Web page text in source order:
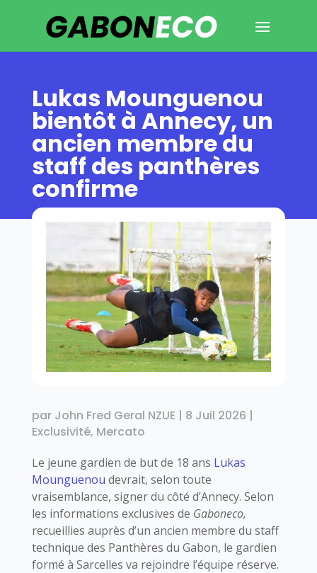
Lukas Mounguenou
bientôt à Annecy, un
ancien membre du
staff des panthères
confirme
par John Fred Geral NZUE | 8 Juil 2026 |
Exclusivité, Mercato
Le jeune gardien de but de 18 ans Lukas
Mounguenou devrait, selon toute
vraisemblance, signer du côté d’Annecy. Selon
les informations exclusives de Gaboneco,
recueillies auprès d’un ancien membre du staff
technique des Panthères du Gabon, le gardien
formé à Sarcelles va rejoindre l’équipe réserve.